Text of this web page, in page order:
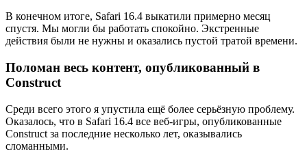
В конечном итоге, Safari 16.4 выкатили примерно месяц
спустя. Мы могли бы работать спокойно. Экстренные
действия были не нужны и оказались пустой тратой времени.
Поломан весь контент, опубликованный в
Construct
Среди всего этого я упустила ещё более серьёзную проблему.
Оказалось, что в Safari 16.4 все веб-игры, опубликованные
Construct за последние несколько лет, оказывались
сломанными.